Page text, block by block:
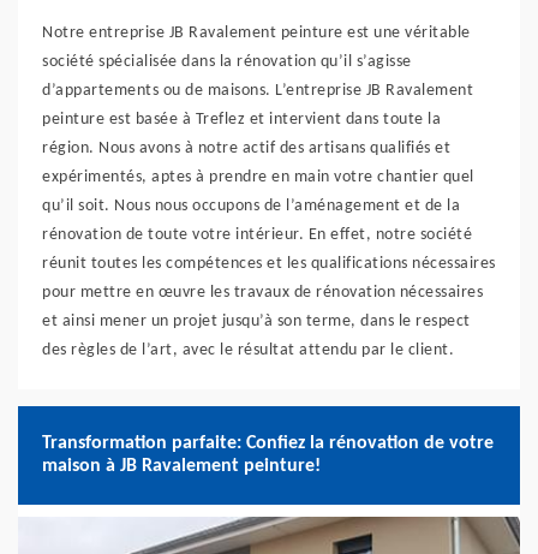
Notre entreprise JB Ravalement peinture est une véritable
société spécialisée dans la rénovation qu’il s’agisse
d’appartements ou de maisons. L’entreprise JB Ravalement
peinture est basée à Treflez et intervient dans toute la
région. Nous avons à notre actif des artisans qualifiés et
expérimentés, aptes à prendre en main votre chantier quel
qu’il soit. Nous nous occupons de l’aménagement et de la
rénovation de toute votre intérieur. En effet, notre société
réunit toutes les compétences et les qualifications nécessaires
pour mettre en œuvre les travaux de rénovation nécessaires
et ainsi mener un projet jusqu’à son terme, dans le respect
des règles de l’art, avec le résultat attendu par le client.
Transformation parfaite: Confiez la rénovation de votre
maison à JB Ravalement peinture!